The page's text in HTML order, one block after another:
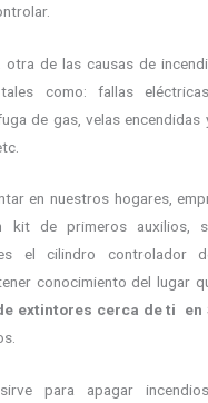
otra de las causas de
como: fallas
de gas, velas encendidas
en nuestros hogares,
kit de primeros auxilios,
el cilindro controlador
conocimiento del lugar
extintores cerca de ti en
para apagar